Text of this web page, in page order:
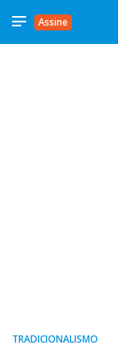
Assine
TRADICIONALISMO